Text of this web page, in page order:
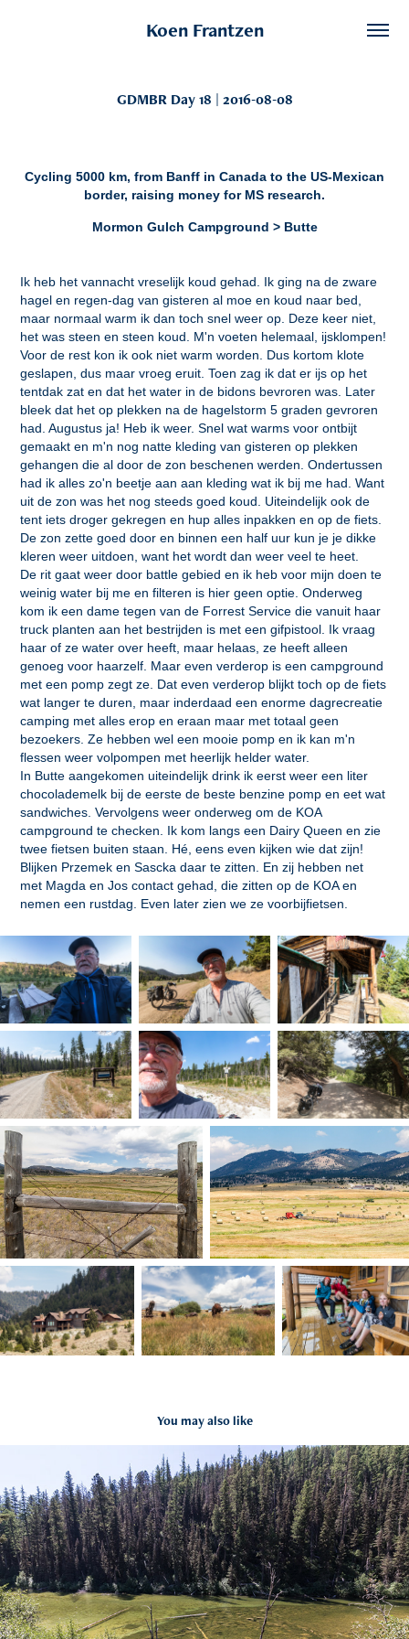
Koen Frantzen
GDMBR Day 18 | 2016-08-08
Cycling 5000 km, from Banff in Canada to the US-Mexican
border, raising money for MS research.
Mormon Gulch Campground > Butte
Ik heb het vannacht vreselijk koud gehad. Ik ging na de zware
hagel en regen-dag van gisteren al moe en koud naar bed,
maar normaal warm ik dan toch snel weer op. Deze keer niet,
het was steen en steen koud. M'n voeten helemaal, ijsklompen!
Voor de rest kon ik ook niet warm worden. Dus kortom klote
geslapen, dus maar vroeg eruit. Toen zag ik dat er ijs op het
tentdak zat en dat het water in de bidons bevroren was. Later
bleek dat het op plekken na de hagelstorm 5 graden gevroren
had. Augustus ja! Heb ik weer. Snel wat warms voor ontbijt
gemaakt en m'n nog natte kleding van gisteren op plekken
gehangen die al door de zon beschenen werden. Ondertussen
had ik alles zo'n beetje aan aan kleding wat ik bij me had. Want
uit de zon was het nog steeds goed koud. Uiteindelijk ook de
tent iets droger gekregen en hup alles inpakken en op de fiets.
De zon zette goed door en binnen een half uur kun je je dikke
kleren weer uitdoen, want het wordt dan weer veel te heet.
De rit gaat weer door battle gebied en ik heb voor mijn doen te
weinig water bij me en filteren is hier geen optie. Onderweg
kom ik een dame tegen van de Forrest Service die vanuit haar
truck planten aan het bestrijden is met een gifpistool. Ik vraag
haar of ze water over heeft, maar helaas, ze heeft alleen
genoeg voor haarzelf. Maar even verderop is een campground
met een pomp zegt ze. Dat even verderop blijkt toch op de fiets
wat langer te duren, maar inderdaad een enorme dagrecreatie
camping met alles erop en eraan maar met totaal geen
bezoekers. Ze hebben wel een mooie pomp en ik kan m'n
flessen weer volpompen met heerlijk helder water.
In Butte aangekomen uiteindelijk drink ik eerst weer een liter
chocolademelk bij de eerste de beste benzine pomp en eet wat
sandwiches. Vervolgens weer onderweg om de KOA
campground te checken. Ik kom langs een Dairy Queen en zie
twee fietsen buiten staan. Hé, eens even kijken wie dat zijn!
Blijken Przemek en Sascka daar te zitten. En zij hebben net
met Magda en Jos contact gehad, die zitten op de KOA en
nemen een rustdag. Even later zien we ze voorbijfietsen.
You may also like
GDMBR Day 14 | 2016-08-04
2019